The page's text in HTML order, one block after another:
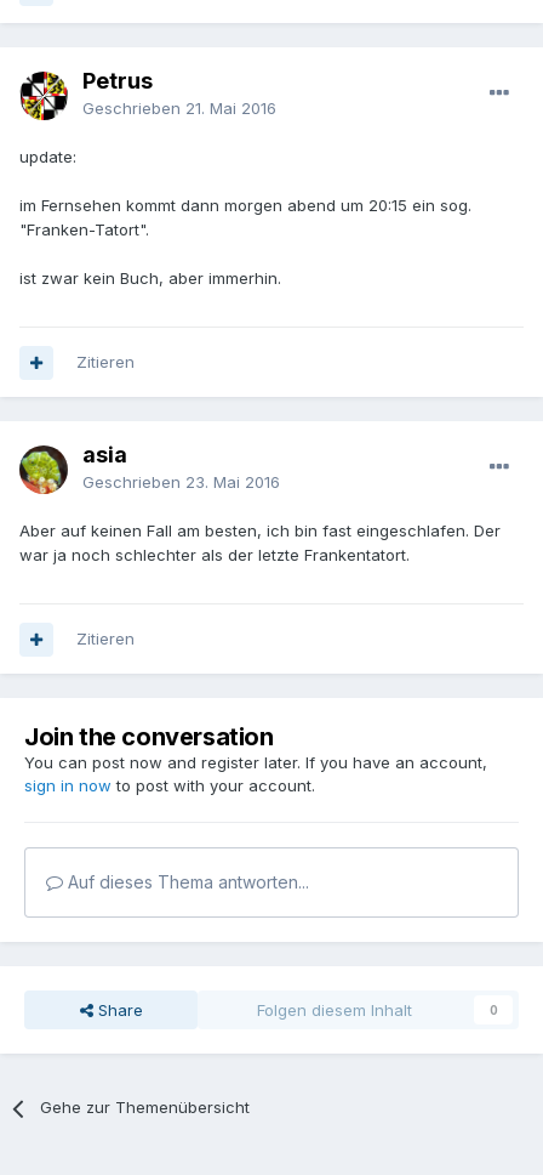
Petrus
Geschrieben 21. Mai 2016
update:
im Fernsehen kommt dann morgen abend um 20:15 ein sog.
"Franken-Tatort".
ist zwar kein Buch, aber immerhin.
Zitieren
asia
Geschrieben 23. Mai 2016
Aber auf keinen Fall am besten, ich bin fast eingeschlafen. Der
war ja noch schlechter als der letzte Frankentatort.
Zitieren
Join the conversation
You can post now and register later. If you have an account,
sign in now to post with your account.
Auf dieses Thema antworten...
Share Folgen diesem Inhalt 0
Gehe zur Themenübersicht